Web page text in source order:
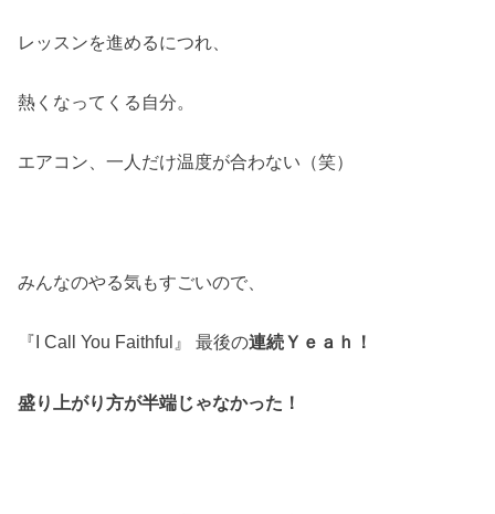
レッスンを進めるにつれ、
熱くなってくる自分。
エアコン、一人だけ温度が合わない（笑）
みんなのやる気もすごいので、
『I Call You Faithful』 最後の連続Ｙｅａｈ！
盛り上がり方が半端じゃなかった！